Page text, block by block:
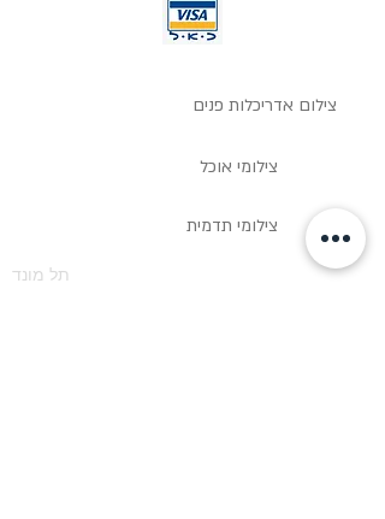
צילום אדריכלות פנים
צילומי אוכל
צילומי תדמית
תל מונד